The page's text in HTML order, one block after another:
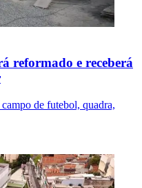
reformado e receberá
de futebol, quadra,